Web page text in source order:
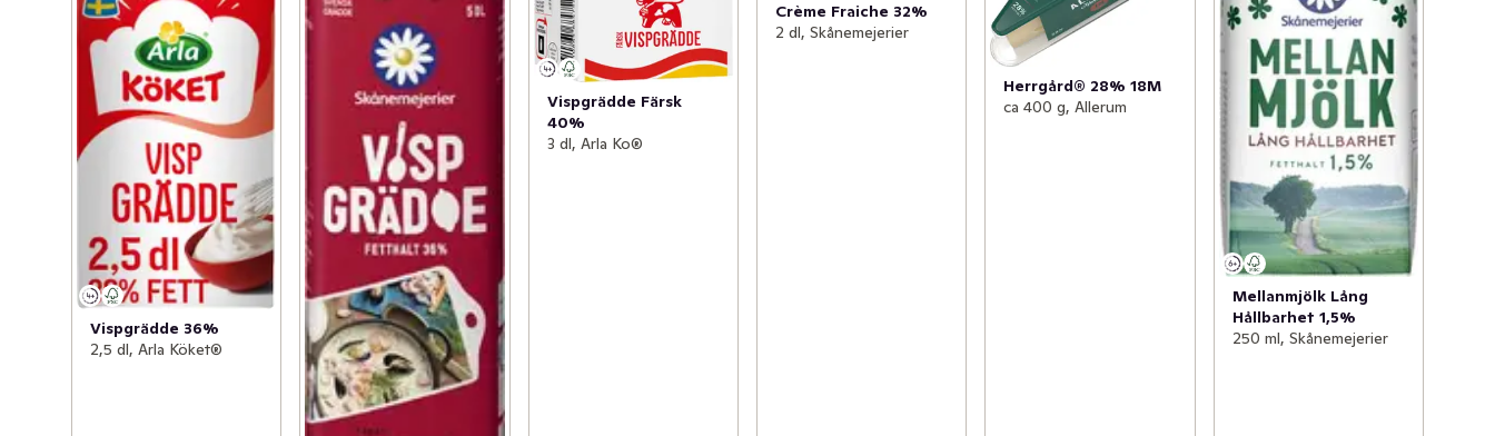
Vispgrädde 36%
2,5 dl, Arla Köket®
Vispgrädde Färsk
40%
3 dl, Arla Ko®
Crème Fraiche 32%
2 dl, Skånemejerier
Herrgård® 28% 18M
ca 400 g, Allerum
Mellanmjölk Lång
Hållbarhet 1,5%
250 ml, Skånemejerier